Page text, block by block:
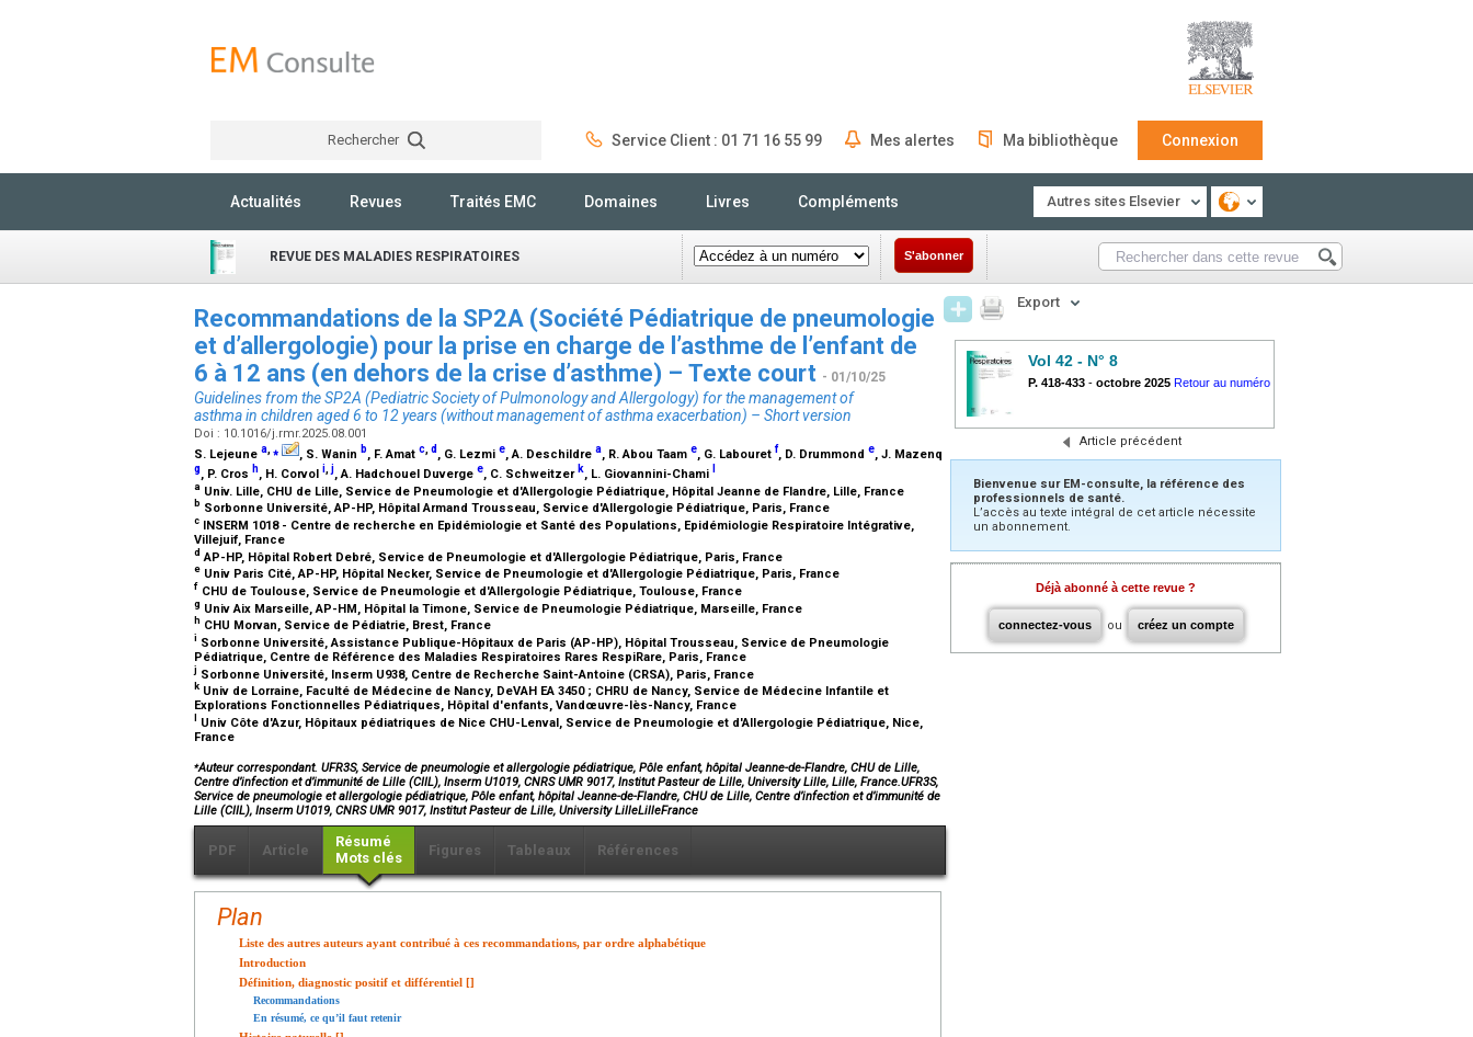
Rechercher Service Client : 01 71 16 55 99 Mes alertes Ma bibliothèque Connexion
Actualités Revues Traités EMC Domaines Livres Compléments Autres sites Elsevier
REVUE DES MALADIES RESPIRATOIRES S'abonner
Recommandations de la SP2A (Société Pédiatrique de pneumologie
et d’allergologie) pour la prise en charge de l’asthme de l’enfant de
6 à 12 ans (en dehors de la crise d’asthme) – Texte court - 01/10/25
Guidelines from the SP2A (Pediatric Society of Pulmonology and Allergology) for the management of
asthma in children aged 6 to 12 years (without management of asthma exacerbation) – Short version
Doi : 10.1016/j.rmr.2025.08.001
S. Lejeune a,⁎ , S. Wanin b, F. Amat c,d , G. Lezmi e, A. Deschildre a, R. Abou Taam e, G. Labouret f, D. Drummond e, J. Mazenq
g, P. Cros h, H. Corvol i j, A. Hadchouel Duverge e, C. Schweitzer k, L. Giovannini-Chami
a Univ. Lille, CHU de Lille, Service de Pneumologie et d'Allergologie Pédiatrique, Hôpital Jeanne de Flandre, Lille, France
b Sorbonne Université, AP-HP, Hôpital Armand Trousseau, Service d'Allergologie Pédiatrique, Paris, France
c INSERM 1018 - Centre de recherche en Epidémiologie et Santé des Populations, Epidémiologie Respiratoire Intégrative,
Villejuif, France
d AP-HP, Hôpital Robert Debré, Service de Pneumologie et d'Allergologie Pédiatrique, Paris, France
e Univ Paris Cité, AP-HP, Hôpital Necker, Service de Pneumologie et d'Allergologie Pédiatrique, Paris, France
f CHU de Toulouse, Service de Pneumologie et d'Allergologie Pédiatrique, Toulouse, France
g Univ Aix Marseille, AP-HM, Hôpital la Timone, Service de Pneumologie Pédiatrique, Marseille, France
h CHU Morvan, Service de Pédiatrie, Brest, France
i Sorbonne Université, Assistance Publique-Hôpitaux de Paris (AP-HP), Hôpital Trousseau, Service de Pneumologie
Pédiatrique, Centre de Référence des Maladies Respiratoires Rares RespiRare, Paris, France
j Sorbonne Université, Inserm U938, Centre de Recherche Saint-Antoine (CRSA), Paris, France
k Univ de Lorraine, Faculté de Médecine de Nancy, DeVAH EA 3450 ; CHRU de Nancy, Service de Médecine Infantile et
Explorations Fonctionnelles Pédiatriques, Hôpital d'enfants, Vandœuvre-lès-Nancy, France
Univ Côte d'Azur, Hôpitaux pédiatriques de Nice CHU-Lenval, Service de Pneumologie et d'Allergologie Pédiatrique, Nice,
France
⁎Auteur correspondant. UFR3S, Service de pneumologie et allergologie pédiatrique, Pôle enfant, hôpital Jeanne-de-Flandre, CHU de Lille,
Centre d’infection et d’immunité de Lille (CIIL), Inserm U1019, CNRS UMR 9017, Institut Pasteur de Lille, University Lille, Lille, France.UFR3S,
Service de pneumologie et allergologie pédiatrique, Pôle enfant, hôpital Jeanne-de-Flandre, CHU de Lille, Centre d’infection et d’immunité de
Lille (CIIL), Inserm U1019, CNRS UMR 9017, Institut Pasteur de Lille, University LilleLilleFrance
PDF Article
Résumé
Mots clés
Figures Tableaux Références
Plan
Liste des autres auteurs ayant contribué à ces recommandations, par ordre alphabétique
Introduction
Définition, diagnostic positif et différentiel []
Recommandations
En résumé, ce qu’il faut retenir
Export
Vol 42 - N° 8
P. 418-433 - octobre 2025 Retour au numéro
Article précédent
Bienvenue sur EM-consulte, la référence des
professionnels de santé.
L’accès au texte intégral de cet article nécessite
un abonnement.
Déjà abonné à cette revue ?
connectez-vous ou créez un compte